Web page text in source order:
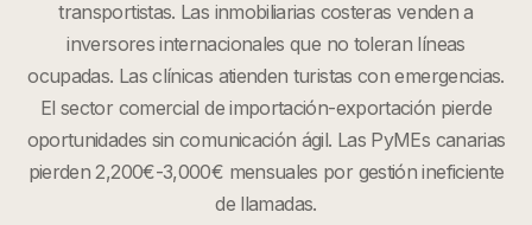
transportistas. Las inmobiliarias costeras venden a
inversores internacionales que no toleran líneas
ocupadas. Las clínicas atienden turistas con emergencias.
El sector comercial de importación-exportación pierde
oportunidades sin comunicación ágil. Las PyMEs canarias
pierden 2,200€-3,000€ mensuales por gestión ineficiente
de llamadas.